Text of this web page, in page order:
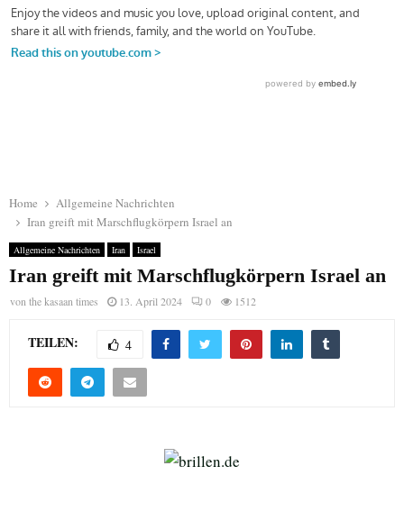
Home
Allgemeine Nachrichten
Iran greift mit Marschflugkörpern Israel an
Allgemeine Nachrichten Iran Israel
Iran greift mit Marschflugkörpern Israel an
von the kasaan times 13. April 2024 0 1512
TEILEN: 4